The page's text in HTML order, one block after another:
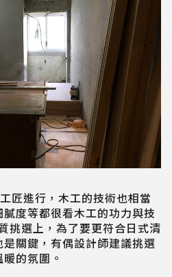
進行，木工的技術也相當
度等都很看木工的功力與技
挑選上，為了要更符合日式清
關鍵，有偶設計師建議挑選
的氛圍。